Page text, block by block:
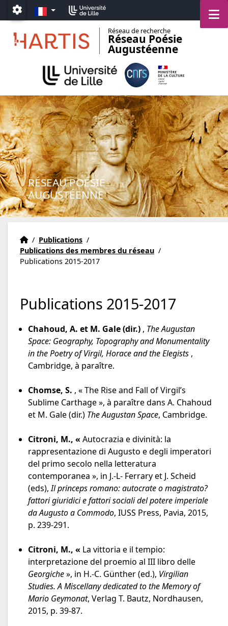
Aller au menu
Aller au contenu
Aller au pied de page
Paramétrage
FR
Réseau de recherche
Réseau Poésie
Augustéenne
RÉSEAU POÉSIE
AUGUSTÉENNE
Accueil
Accueil
/ Publications /
Publications des membres du réseau /
Publications 2015-2017
Publications 2015-2017
Chahoud, A. et M. Gale (dir.) , The Augustan
Space: Geography, Topography and Monumentality
in the Poetry of Virgil, Horace and the Elegists ,
Cambridge, à paraître.
Chomse, S. , « The Rise and Fall of Virgil’s
Sublime Carthage », à paraître dans A. Chahoud
et M. Gale (dir.) The Augustan Space, Cambridge.
Citroni, M., « Autocrazia e divinità: la
rappresentazione di Augusto e degli imperatori
del primo secolo nella letteratura
contemporanea », in J.-L- Ferrary et J. Scheid
(eds),Il princeps romano: autocrate o magistrato?
fattori giuridici e fattori sociali del potere imperiale
da Augusto a Commodo, IUSS Press, Pavia, 2015,
p. 239-291.
Citroni, M., « La vittoria e il tempio:
interpretazione del proemio al III libro delle
Georgiche», in H.-C. Günther (ed.), Virgilian
Studies.A Miscellany dedicated to the Memory of
Mario Geymonat, Verlag T. Bautz, Nordhausen,
2015, p. 39-87.